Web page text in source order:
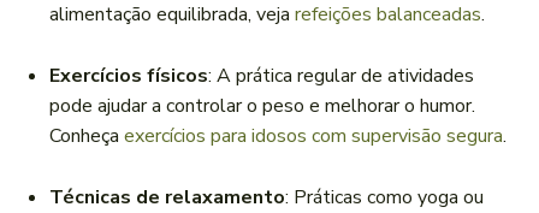
alimentação equilibrada, veja refeições balanceadas.
Exercícios físicos: A prática regular de atividades
pode ajudar a controlar o peso e melhorar o humor.
Conheça exercícios para idosos com supervisão segura.
Técnicas de relaxamento: Práticas como yoga ou